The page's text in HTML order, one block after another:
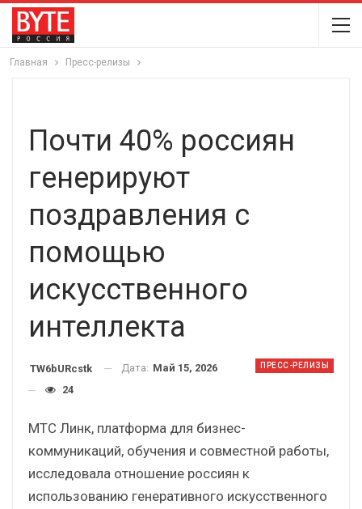
Главная Пресс-релизы
Почти 40% россиян
генерируют
поздравления с
помощью
искусственного
интеллекта
ПРЕСС-РЕЛИЗЫ
TW6bURcstk Дата: Май 15, 2026
24
МТС Линк, платформа для бизнес-
коммуникаций, обучения и совместной работы,
исследовала отношение россиян к
использованию генеративного искусственного